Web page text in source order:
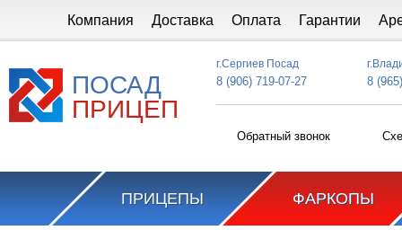
Компания Доставка Оплата Гарантии
ПОСАД
ПРИЦЕП
г.Сергиев Посад
8 (906) 719-07-27 8
Обратный звонок
ПРИЦЕПЫ ФАРКОПЫ